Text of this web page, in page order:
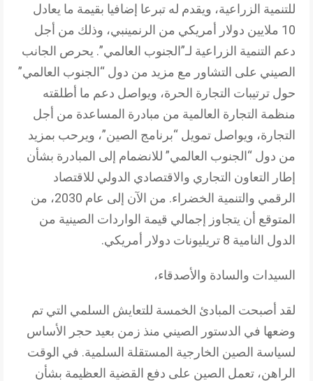
للتنمية الزراعية، ويقدم له تبرعا إضافيا بقيمة ما يعادل
10 ملايين دولار أمريكي من الرنمينبي، وذلك من أجل
دعم التنمية الزراعية لـ”الجنوب العالمي”. يحرص الجانب
الصيني على التشاور مع مزيد من دول “الجنوب العالمي”
حول ترتيبات التجارة الحرة، ويواصل دعم ما أطلقته
منظمة التجارة العالمية من مبادرة المساعدة من أجل
التجارة، ويواصل تمويل “برنامج الصين”، ويرحب بمزيد
من دول “الجنوب العالمي” للانضمام إلى المبادرة بشأن
إطار التعاون التجاري والاقتصادي الدولي للاقتصاد
الرقمي والتنمية الخضراء. من الآن إلى عام 2030، من
المتوقع أن يتجاوز إجمالي قيمة الواردات الصينية من
الدول النامية 8 تريليونات دولار أمريكي.
السيدات والسادة والأصدقاء،
لقد أصبحت المبادئ الخمسة للتعايش السلمي التي تم
وضعها في الدستور الصيني منذ زمن بعيد حجر الأساس
لسياسة الصين الخارجية المستقلة السلمية. في الوقت
الراهن، تعمل الصين على دفع القضية العظيمة بشأن